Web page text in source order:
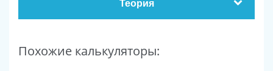
Теория
Похожие калькуляторы: